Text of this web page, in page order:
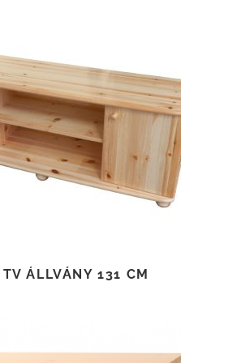
TOVÁBB OLVASOM
TV ÁLLVÁNY 131 CM